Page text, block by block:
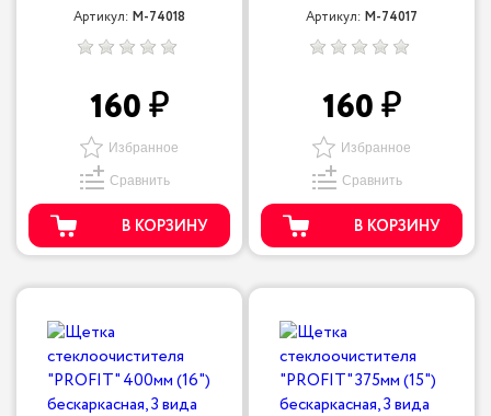
Артикул: M-74018
160
Избранное
Сравнить
В КОРЗИНУ
Артикул: M-74017
160
Избранное
Сравнить
В КОРЗИНУ